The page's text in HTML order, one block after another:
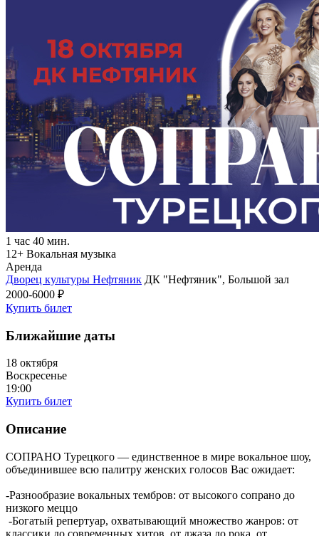
1 час 40 мин.
12+ Вокальная музыка
Аренда
Дворец культуры Нефтяник ДК "Нефтяник", Большой зал
2000-6000 ₽
Купить билет
Ближайшие даты
18 октября
Воскресенье
19:00
Купить билет
Описание
СОПРАНО Турецкого — единственное в мире вокальное шоу,
объединившее всю палитру женских голосов Вас ожидает:
-Разнообразие вокальных тембров: от высокого сопрано до
низкого меццо
-Богатый репертуар, охватывающий множество жанров: от
классики до современных хитов, от джаза до рока, от